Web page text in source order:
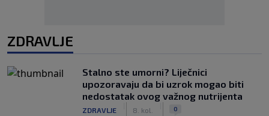
ZDRAVLJE
Stalno ste umorni? Liječnici
upozoravaju da bi uzrok mogao biti
nedostatak ovog važnog nutrijenta
ZDRAVLJE 8. kol. 0